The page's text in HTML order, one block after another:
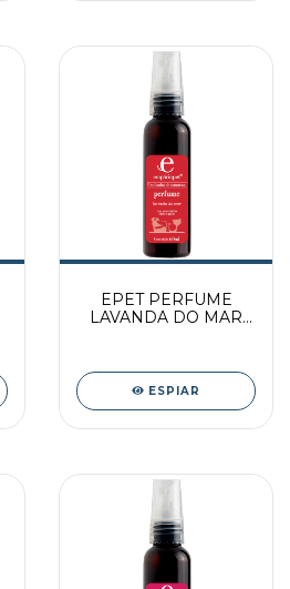
EPET PERFUME
LAVANDA DO MAR
ESPIAR